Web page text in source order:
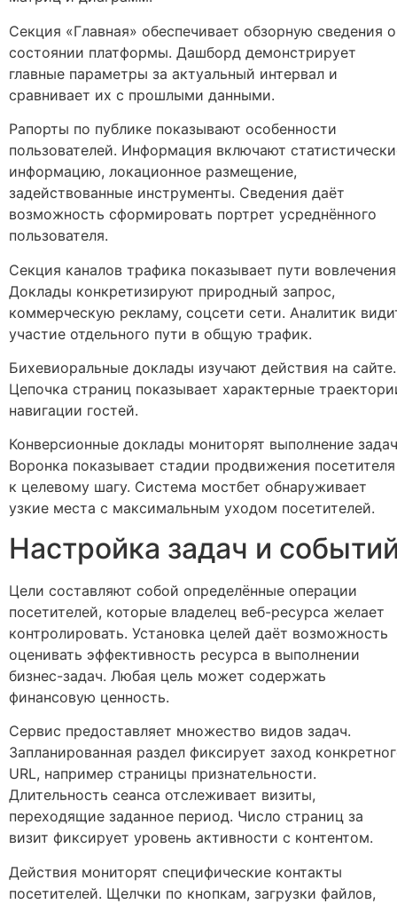
Секция «Главная» обеспечивает обзорную сведения о
состоянии платформы. Дашборд демонстрирует
главные параметры за актуальный интервал и
сравнивает их с прошлыми данными.
Рапорты по публике показывают особенности
пользователей. Информация включают
информацию, локационное размещение,
задействованные инструменты. Сведения даёт
возможность сформировать портрет усреднённого
пользователя.
Секция каналов трафика показывает пути
Доклады конкретизируют природный запрос,
коммерческую рекламу, соцсети сети. Аналитик
участие отдельного пути в общую трафик.
Бихевиоральные доклады изучают действия на сайте.
Цепочка страниц показывает характерные
навигации гостей.
Конверсионные доклады мониторят выполнение
Воронка показывает стадии продвижения посетителя
к целевому шагу. Система мостбет обнаруживает
узкие места с максимальным уходом посетителей.
Настройка задач и
Цели составляют собой определённые операции
посетителей, которые владелец веб-ресурса желает
контролировать. Установка целей даёт возможность
оценивать эффективность ресурса в выполнении
бизнес-задач. Любая цель может содержать
финансовую ценность.
Сервис предоставляет множество видов задач.
Запланированная раздел фиксирует заход
URL, например страницы признательности.
Длительность сеанса отслеживает визиты,
переходящие заданное период. Число страниц за
визит фиксирует уровень активности с контентом.
Действия мониторят специфические контакты
посетителей. Щелчки по кнопкам, загрузки файлов,